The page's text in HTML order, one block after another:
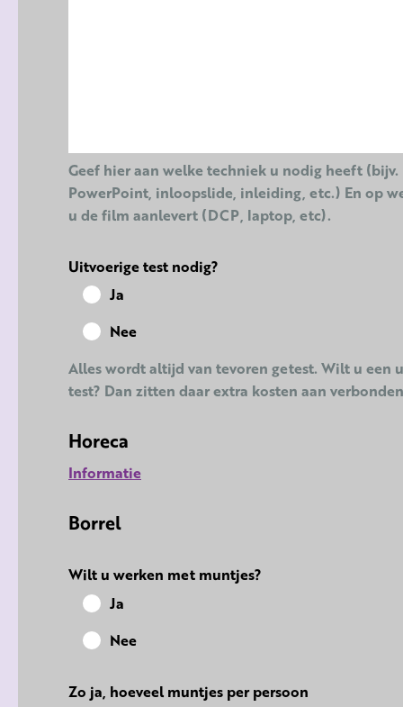
Geef hier aan welke techniek u nodig heeft
PowerPoint, inloopslide, inleiding, etc.) En op
u de film aanlevert (DCP, laptop, etc).
Uitvoerige test nodig?
Ja
Nee
Alles wordt altijd van tevoren getest. Wilt u een
test? Dan zitten daar extra kosten aan
Horeca
Informatie
Borrel
Wilt u werken met muntjes?
Ja
Nee
Zo ja, hoeveel muntjes per persoon